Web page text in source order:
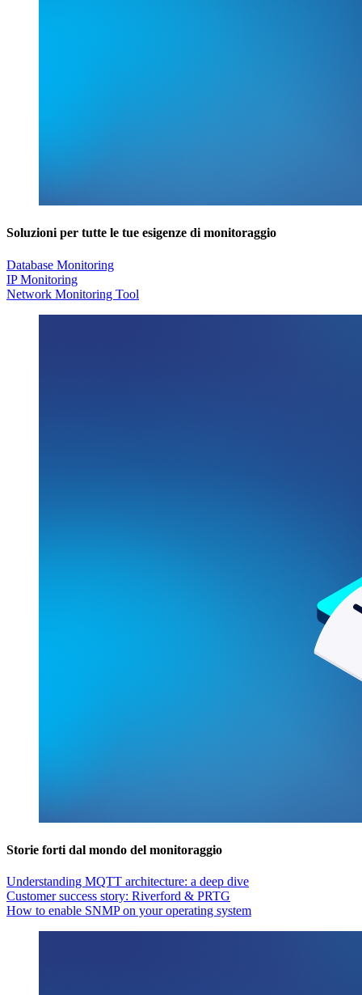
Soluzioni per tutte le tue esigenze di monitoraggio
Database Monitoring
IP Monitoring
Network Monitoring Tool
Storie forti dal mondo del monitoraggio
Understanding MQTT architecture: a deep dive
Customer success story: Riverford & PRTG
How to enable SNMP on your operating system